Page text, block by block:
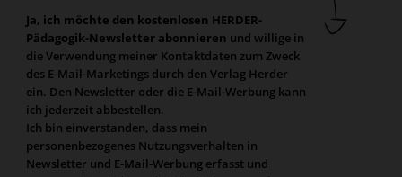
Ja, ich möchte den kostenlosen HERDER-
Pädagogik-Newsletter abonnieren und willige in
die Verwendung meiner Kontaktdaten zum Zweck
des E-Mail-Marketings durch den Verlag Herder
ein. Den Newsletter oder die E-Mail-Werbung kann
ich jederzeit abbestellen.
Ich bin einverstanden, dass mein
personenbezogenes Nutzungsverhalten in
Newsletter und E-Mail-Werbung erfasst und